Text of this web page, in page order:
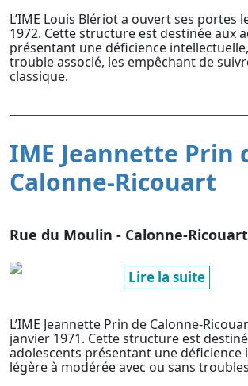
L’IME Louis Blériot a ouvert ses portes
1972. Cette structure est destinée aux
présentant une déficience
trouble associé, les empêchant de
classique.
IME Jeannette Prin
Calonne-Ricouart
Rue du Moulin - Calonne-Ricouart
Lire la suite
L’IME Jeannette Prin de Calonne-
janvier 1971. Cette structure est
adolescents présentant une déficience
légère à modérée avec ou sans